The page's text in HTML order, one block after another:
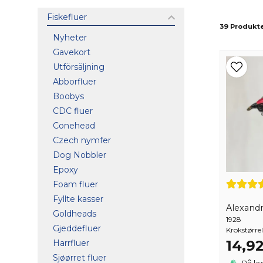
Bruk av
gir
produsert i høyeste kvalitet og er
eller erfaren
Fiskefluer
Nyheter
Gavekort
Utförsäljning
Abborfluer
Boobys
CDC fluer
Conehead
Czech nymfer
Dog Nobbler
Epoxy
Foam fluer
Fyllte kasser
Goldheads
Gjeddefluer
Harrfluer
Sjøørret fluer
39
1928